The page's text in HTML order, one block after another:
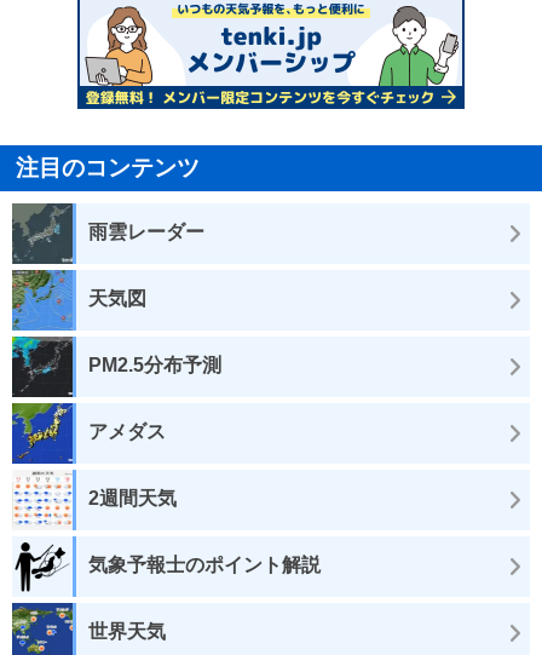
注目のコンテンツ
雨雲レーダー
天気図
PM2.5分布予測
アメダス
2週間天気
気象予報士のポイント解説
世界天気